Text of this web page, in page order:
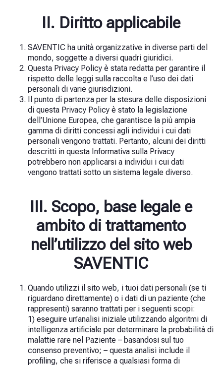
II. Diritto applicabile
SAVENTIC ha unità organizzative in diverse parti del
mondo, soggette a diversi quadri giuridici.
Questa Privacy Policy è stata redatta per garantire il
rispetto delle leggi sulla raccolta e l’uso dei dati
personali di varie giurisdizioni.
Il punto di partenza per la stesura delle disposizioni
di questa Privacy Policy è stato la legislazione
dell’Unione Europea, che garantisce la più ampia
gamma di diritti concessi agli individui i cui dati
personali vengono trattati. Pertanto, alcuni dei diritti
descritti in questa Informativa sulla Privacy
potrebbero non applicarsi a individui i cui dati
vengono trattati sotto un sistema legale diverso.
III. Scopo, base legale e
ambito di trattamento
nell’utilizzo del sito web
SAVENTIC
Quando utilizzi il sito web, i tuoi dati personali (se ti
riguardano direttamente) o i dati di un paziente (che
rappresenti) saranno trattati per i seguenti scopi:
1) eseguire un’analisi iniziale utilizzando algoritmi di
intelligenza artificiale per determinare la probabilità di
malattie rare nel Paziente – basandosi sul tuo
consenso preventivo; – questa analisi include il
profiling, che si riferisce a qualsiasi forma di